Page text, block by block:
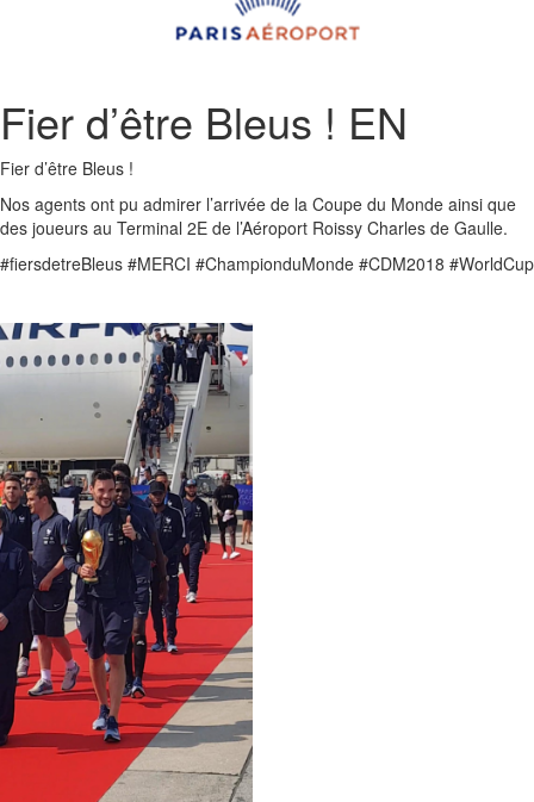
Fier d’être Bleus ! EN
Fier d’être Bleus !
Nos agents ont pu admirer l’arrivée de la Coupe du Monde ainsi que
des joueurs au Terminal 2E de l’Aéroport Roissy Charles de Gaulle.
#fiersdetreBleus #MERCI #ChampionduMonde #CDM2018 #WorldCup